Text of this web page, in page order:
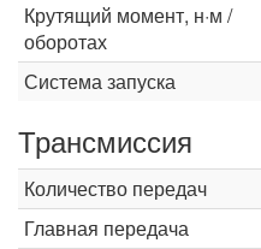
Крутящий момент, н·м /
оборотах
Система запуска
Трансмиссия
Количество передач
Главная передача